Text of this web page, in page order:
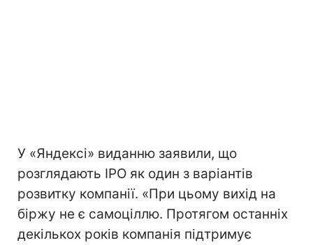
У «Яндексі» виданню заявили, що
розглядають IPO як один з варіантів
розвитку компанії. «При цьому вихід на
біржу не є самоціллю. Протягом останніх
декількох років компанія підтримує